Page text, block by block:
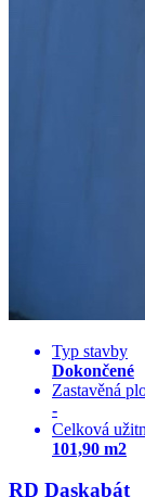
Typ stavby
Dokončené
Zastavěná
-
Celková
101,90 m2
RD Daskabát